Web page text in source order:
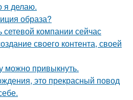
я делаю.
образа?
сетевой компании сейчас
своего контента, своей
можно привыкнуть.
это прекрасный повод